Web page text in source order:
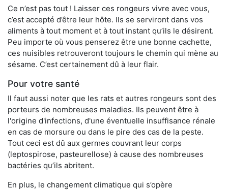
Ce n’est pas tout ! Laisser ces rongeurs vivre avec vous,
c’est accepté d’être leur hôte. Ils se serviront dans vos
aliments à tout moment et à tout instant qu’ils le désirent.
Peu importe où vous penserez être une bonne cachette,
ces nuisibles retrouveront toujours le chemin qui mène au
sésame. C’est certainement dû à leur flair.
Pour votre santé
Il faut aussi noter que les rats et autres rongeurs sont des
porteurs de nombreuses maladies. Ils peuvent être à
l'origine d'infections, d'une éventuelle insuffisance rénale
en cas de morsure ou dans le pire des cas de la peste.
Tout ceci est dû aux germes couvrant leur corps
(leptospirose, pasteurellose) à cause des nombreuses
bactéries qu’ils abritent.
En plus, le changement climatique qui s’opère